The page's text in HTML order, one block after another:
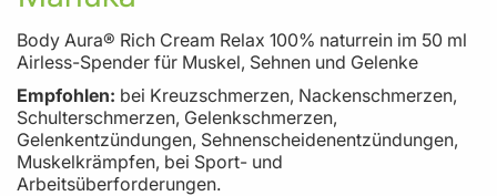
Body Aura® Rich Cream Relax 100% naturrein im 50 ml
Airless-Spender für Muskel, Sehnen und Gelenke
Empfohlen: bei Kreuzschmerzen, Nackenschmerzen,
Schulterschmerzen, Gelenkschmerzen,
Gelenkentzündungen, Sehnenscheidenentzündungen,
Muskelkrämpfen, bei Sport- und
Arbeitsüberforderungen.